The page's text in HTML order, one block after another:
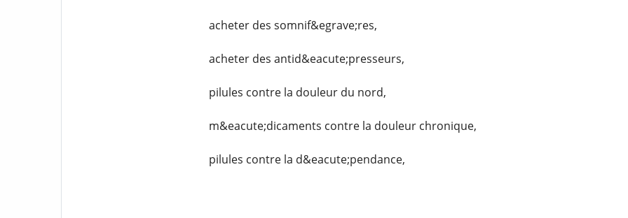
acheter des somnif&egrave;res,
acheter des antid&eacute;presseurs,
pilules contre la douleur du nord,
m&eacute;dicaments contre la douleur chronique,
pilules contre la d&eacute;pendance,